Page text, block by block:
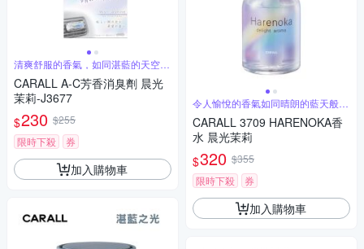
清爽舒服的香氣，如同湛藍的天空般
令人愉悅
CARALL A-C芳香消臭劑 晨光
茉莉-J3677
$230 $255
限時下殺
券
加入購物車
令人愉悅的香氣如同晴朗的藍天般舒
緩擴散
CARALL 3709 HARENOKA香
水 晨光茉莉
$320 $355
限時下殺
券
加入購物車